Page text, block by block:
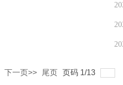
下一页>> 尾页 页码 1/13